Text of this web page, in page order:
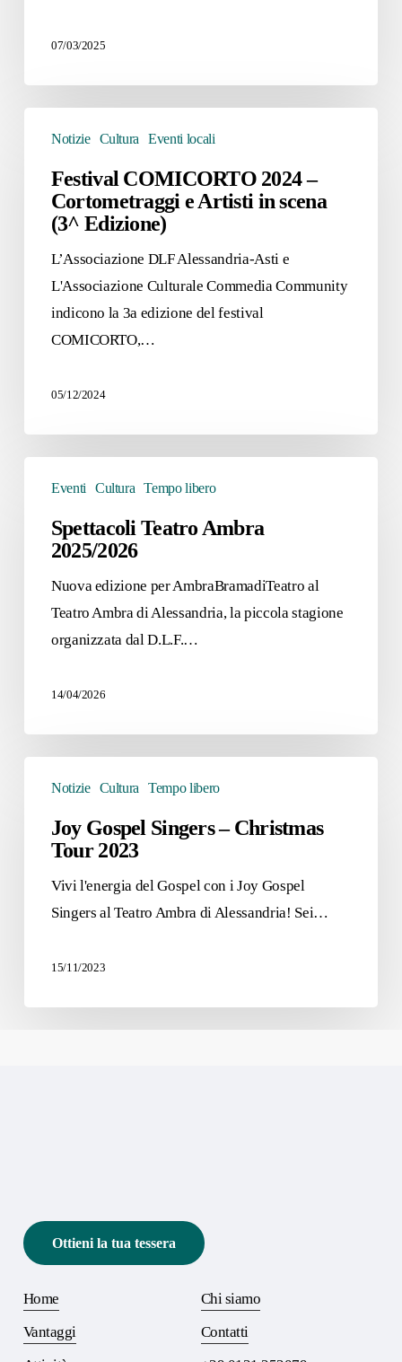
2025
07/03/2025
COMICORTO
2024
Cortometraggi
Artisti
scena
Edizione)
Notizie Cultura Eventi locali
Festival COMICORTO 2024 –
Cortometraggi e Artisti in scena
(3^ Edizione)
L’Associazione DLF Alessandria-Asti e
L'Associazione Culturale Commedia Community
indicono la 3a edizione del festival
COMICORTO,…
05/12/2024
Teatro
Ambra
2025/2026
Eventi Cultura Tempo libero
Spettacoli Teatro Ambra
2025/2026
Nuova edizione per AmbraBramadiTeatro al
Teatro Ambra di Alessandria, la piccola stagione
organizzata dal D.L.F.…
14/04/2026
Gospel
Singers
Christmas
Notizie Cultura Tempo libero
Joy Gospel Singers – Christmas
Tour 2023
Vivi l'energia del Gospel con i Joy Gospel
Singers al Teatro Ambra di Alessandria! Sei…
15/11/2023
Ottieni la tua tessera
Home
Vantaggi
Chi siamo
Contatti